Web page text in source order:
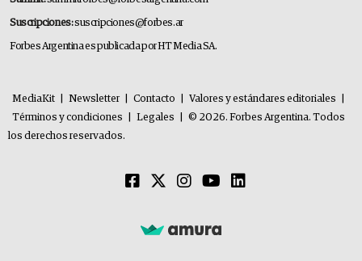
Suscripciones:suscripciones@forbes.ar
Forbes Argentina es publicada por HT Media SA.
MediaKit Newsletter Contacto Valores y estándares editoriales
Términos y condiciones
Legales
© 2026. Forbes Argentina. Todos
los derechos reservados.